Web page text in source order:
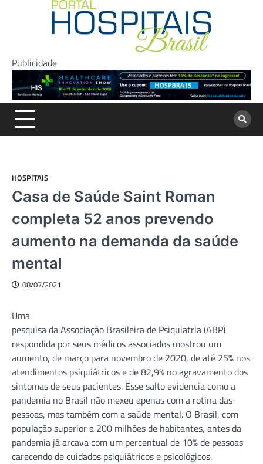
Publicidade
HOSPITAIS
Casa de Saúde Saint Roman
completa 52 anos prevendo
aumento na demanda da saúde
mental
08/07/2021
Uma
pesquisa da Associação Brasileira de Psiquiatria (ABP)
respondida por seus médicos associados mostrou um
aumento, de março para novembro de 2020, de até 25% nos
atendimentos psiquiátricos e de 82,9% no agravamento dos
sintomas de seus pacientes. Esse salto evidencia como a
pandemia no Brasil não mexeu apenas com a rotina das
pessoas, mas também com a saúde mental. O Brasil, com
população superior a 200 milhões de habitantes, antes da
pandemia já arcava com um percentual de 10% de pessoas
carecendo de cuidados psiquiátricos e psicológicos.